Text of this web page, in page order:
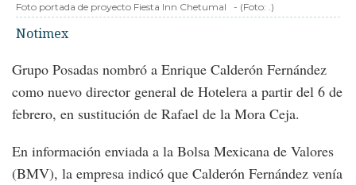
Foto portada de proyecto Fiesta Inn Chetumal - (Foto: .)
Notimex
Grupo Posadas nombró a Enrique Calderón Fernández
como nuevo director general de Hotelera a partir del 6 de
febrero, en sustitución de Rafael de la Mora Ceja.
En información enviada a la Bolsa Mexicana de Valores
(BMV), la empresa indicó que Calderón Fernández venía